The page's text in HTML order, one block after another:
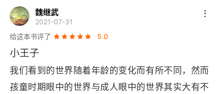
魏继武
2021-07-31
给这本书评了
5.0
小王子
我们看到的世界随着年龄的变化而有所不同，然而
孩童时期眼中的世界与成人眼中的世界其实大有不